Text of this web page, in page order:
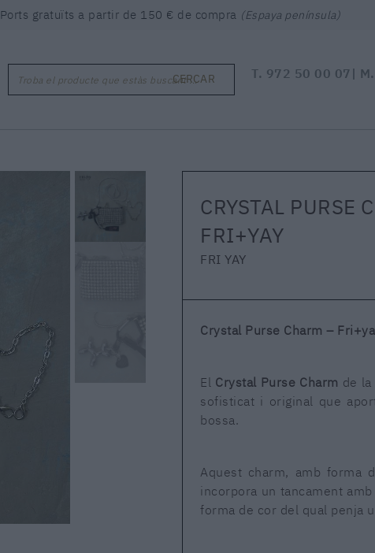
Ports gratuïts a partir de 150 € de compra (Espaya península)
Troba el producte que estàs buscant ...
CERCAR T. 972 50 00 07 | M.
CRYSTAL PURSE
FRI+YAY
FRI YAY
Crystal Purse Charm –
El Crystal Purse Charm de
sofisticat i original que
bossa.
Aquest charm, amb forma
incorpora un tancament
forma de cor del qual penja